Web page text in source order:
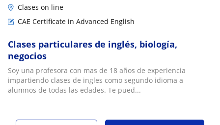
Clases on line
CAE Certificate in Advanced English
Clases particulares de inglés, biología,
negocios
Soy una profesora con mas de 18 años de experiencia
impartiendo clases de ingles como segundo idioma a
alumnos de todas las edades. Te pued...